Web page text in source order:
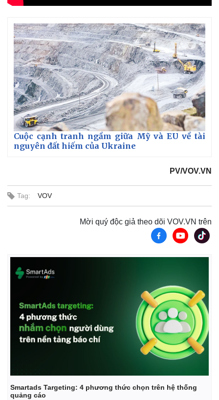
Cuộc cạnh tranh ngầm giữa Mỹ và EU về tài
nguyên đất hiếm của Ukraine
PV/VOV.VN
Tag: VOV
Mời quý độc giả theo dõi VOV.VN trên
Smartads Targeting: 4 phương thức chọn trên hệ thống
quảng cáo